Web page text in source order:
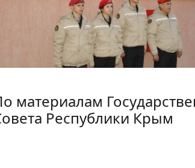
материалам
Республики Крым